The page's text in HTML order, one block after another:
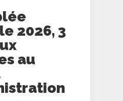
2026, 3
au